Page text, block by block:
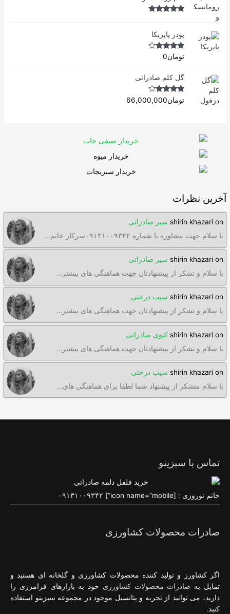
f
5
out of 5
پودر پاپریکا
Rated4.50
out of 5
تومان0
گل کلم صادراتی
Rated4.63
out of 5
تومان66,000,000
آخرین نظرات
shirin khazari on
سیر صادراتی
با سلام جهت مشاوره با شماره ۰۹۱۳۱۰۰۹۳۴۲سرکار خانم…
shirin khazari on
سیر صادراتی
با سلام و تشکر از پیشنهادتان جهت هماهنگی های بیشتر…
shirin khazari on
سیب درختی
با سلام و تشکر از پیشنهادتان جهت هماهنگی های بیشتر…
shirin khazari on
کیوی صادراتی
با سلام و تشکر از پیشنهادتان جهت هماهنگی های بیشتر…
shirin khazari on
سیب درختی
با سلام متشکر از پیشنهاد شما لطفا برای هماهنگی های…
تماس با سبزینو
خانم نوروزی : [icon name=”mobile”] ۰۹۱۳۱۰۰۹۳۴۲
صادرات محصولات کشاورزی
اگر کشاورز و تولید کننده محصولات کشاورزی و گلخانه ای هستید و
تمایل به صادرات محصولات کشاورزی خود به بازارهای فرامرزی را
دارید، می توانید از تجربه و پتانسیل موجود در مجموعه سبزینو استفاده
کنید.